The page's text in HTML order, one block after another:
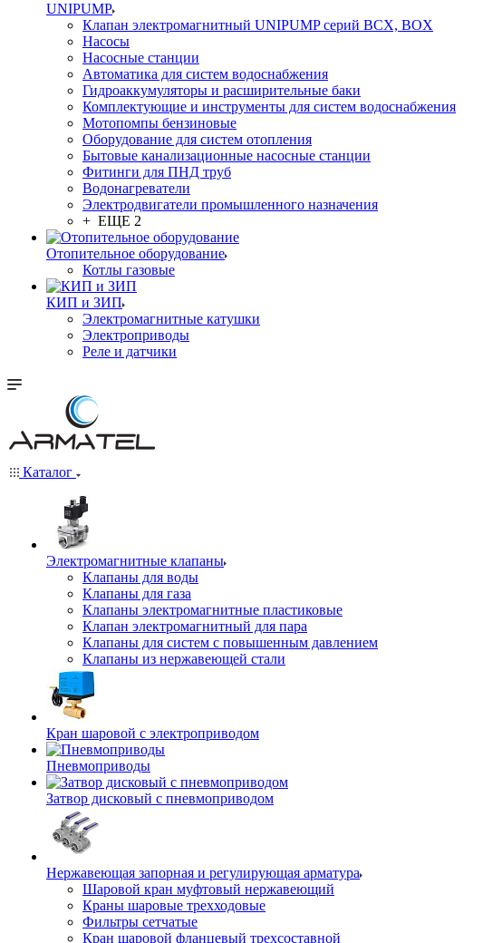
UNIPUMP
Клапан электромагнитный UNIPUMP серий BCX, BOX
Насосы
Насосные станции
Автоматика для систем водоснабжения
Гидроаккумуляторы и расширительные баки
Комплектующие и инструменты для систем водоснабжения
Мотопомпы бензиновые
Оборудование для систем отопления
Бытовые канализационные насосные станции
Фитинги для ПНД труб
Водонагреватели
Электродвигатели промышленного назначения
+ ЕЩЕ 2
Отопительное оборудование
Котлы газовые
КИП и ЗИП
Электромагнитные катушки
Электроприводы
Реле и датчики
Каталог
Электромагнитные клапаны
Клапаны для воды
Клапаны для газа
Клапаны электромагнитные пластиковые
Клапан электромагнитный для пара
Клапаны для систем с повышенным давлением
Клапаны из нержавеющей стали
Кран шаровой с электроприводом
Пневмоприводы
Затвор дисковый с пневмоприводом
Нержавеющая запорная и регулирующая арматура
Шаровой кран муфтовый нержавеющий
Краны шаровые трехходовые
Фильтры сетчатые
Кран шаровой фланцевый трехсоставной